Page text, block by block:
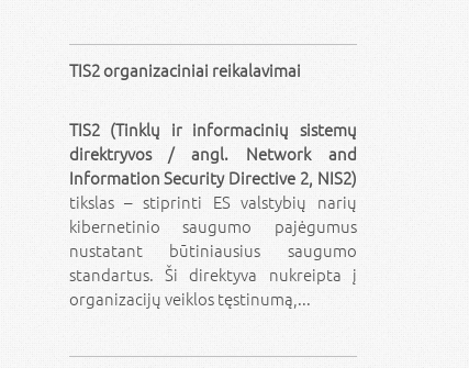
TIS2 organizaciniai reikalavimai
TIS2 (Tinklų ir informacinių sistemų
direktryvos / angl. Network and
Information Security Directive 2, NIS2)
tikslas – stiprinti ES valstybių narių
kibernetinio saugumo pajėgumus
nustatant būtiniausius saugumo
standartus. Ši direktyva nukreipta į
organizacijų veiklos tęstinumą,...